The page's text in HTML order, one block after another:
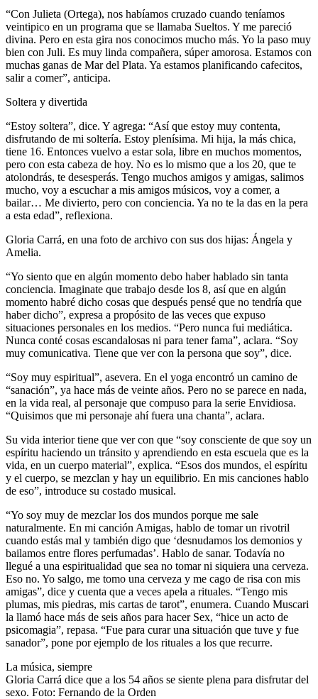
“Con Julieta (Ortega), nos habíamos cruzado cuando teníamos
veintipico en un programa que se llamaba Sueltos. Y me pareció
divina. Pero en esta gira nos conocimos mucho más. Yo la paso muy
bien con Juli. Es muy linda compañera, súper amorosa. Estamos con
muchas ganas de Mar del Plata. Ya estamos planificando cafecitos,
salir a comer”, anticipa.
Soltera y divertida
“Estoy soltera”, dice. Y agrega: “Así que estoy muy contenta,
disfrutando de mi soltería. Estoy plenísima. Mi hija, la más chica,
tiene 16. Entonces vuelvo a estar sola, libre en muchos momentos,
pero con esta cabeza de hoy. No es lo mismo que a los 20, que te
atolondrás, te desesperás. Tengo muchos amigos y amigas, salimos
mucho, voy a escuchar a mis amigos músicos, voy a comer, a
bailar… Me divierto, pero con conciencia. Ya no te la das en la pera
a esta edad”, reflexiona.
Gloria Carrá, en una foto de archivo con sus dos hijas: Ángela y
Amelia.
“Yo siento que en algún momento debo haber hablado sin tanta
conciencia. Imaginate que trabajo desde los 8, así que en algún
momento habré dicho cosas que después pensé que no tendría que
haber dicho”, expresa a propósito de las veces que expuso
situaciones personales en los medios. “Pero nunca fui mediática.
Nunca conté cosas escandalosas ni para tener fama”, aclara. “Soy
muy comunicativa. Tiene que ver con la persona que soy”, dice.
“Soy muy espiritual”, asevera. En el yoga encontró un camino de
“sanación”, ya hace más de veinte años. Pero no se parece en nada,
en la vida real, al personaje que compuso para la serie Envidiosa.
“Quisimos que mi personaje ahí fuera una chanta”, aclara.
Su vida interior tiene que ver con que “soy consciente de que soy un
espíritu haciendo un tránsito y aprendiendo en esta escuela que es la
vida, en un cuerpo material”, explica. “Esos dos mundos, el espíritu
y el cuerpo, se mezclan y hay un equilibrio. En mis canciones hablo
de eso”, introduce su costado musical.
“Yo soy muy de mezclar los dos mundos porque me sale
naturalmente. En mi canción Amigas, hablo de tomar un rivotril
cuando estás mal y también digo que ‘desnudamos los demonios y
bailamos entre flores perfumadas’. Hablo de sanar. Todavía no
llegué a una espiritualidad que sea no tomar ni siquiera una cerveza.
Eso no. Yo salgo, me tomo una cerveza y me cago de risa con mis
amigas”, dice y cuenta que a veces apela a rituales. “Tengo mis
plumas, mis piedras, mis cartas de tarot”, enumera. Cuando Muscari
la llamó hace más de seis años para hacer Sex, “hice un acto de
psicomagia”, repasa. “Fue para curar una situación que tuve y fue
sanador”, pone por ejemplo de los rituales a los que recurre.
La música, siempre
Gloria Carrá dice que a los 54 años se siente plena para disfrutar del
sexo. Foto: Fernando de la Orden